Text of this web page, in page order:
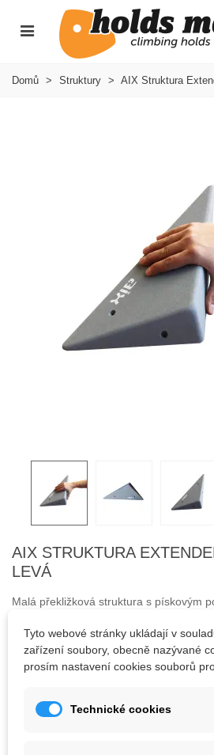
Domů > Struktury > AIX Struktura
AIX STRUKTURA
LEVÁ
Malá překližková struktura s pískovým
Perfektně pasuje na strukturu 01XL flat
Struktury na lezecké stěny jsou
Tyto webové stránky ukládají v
zařízení soubory, obecně nazývané
prosím nastavení cookies souborů
Technické cookies